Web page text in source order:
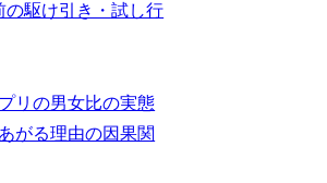
の駆け引き・試し行
リの男女比の実態
がる理由の因果関